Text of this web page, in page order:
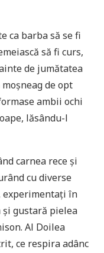
ca barba să se fi
să fi curs,
de jumătatea
de opt
ambii ochi
lăsându-l
carnea rece și
cu diverse
experimentați în
gustară pielea
Al Doilea
ce respira adânc